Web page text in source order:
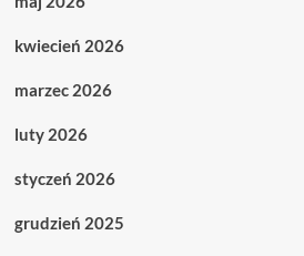
kwiecień 2026
marzec 2026
luty 2026
styczeń 2026
grudzień 2025